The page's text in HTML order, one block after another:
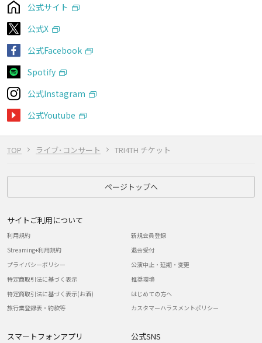
TOP ライブ･コンサート TRI4TH チケット
公式サイト
公式X
公式Facebook
Spotify
公式Instagram
公式Youtube
ページトップへ
サイトご利用について
利用規約
Streaming+利用規約
プライバシーポリシー
特定商取引法に基づく表示
特定商取引法に基づく表示(お酒)
旅行業登録表・約款等
新規会員登録
退会受付
公演中止・延期・変更
推奨環境
はじめての方へ
カスタマーハラスメントポリシー
スマートフォンアプリ 公式SNS